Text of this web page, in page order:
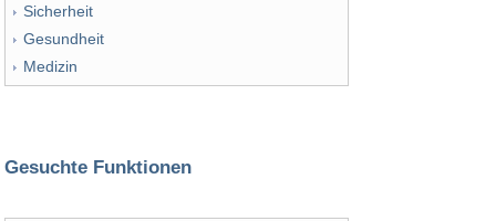
Sicherheit
Gesundheit
Medizin
Gesuchte Funktionen